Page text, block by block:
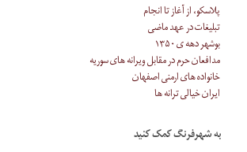
پلاسکو، از آغاز تا انجام
تبلیغات در عهد ماضی
بوشهر دهه ی ۱۳۵۰
مدافعان حرم در مقابل ویرانه های سوریه
خانواده های ارمنی اصفهان
ایران خیالی ترانه ها
به شهرفرنگ کمک کنید